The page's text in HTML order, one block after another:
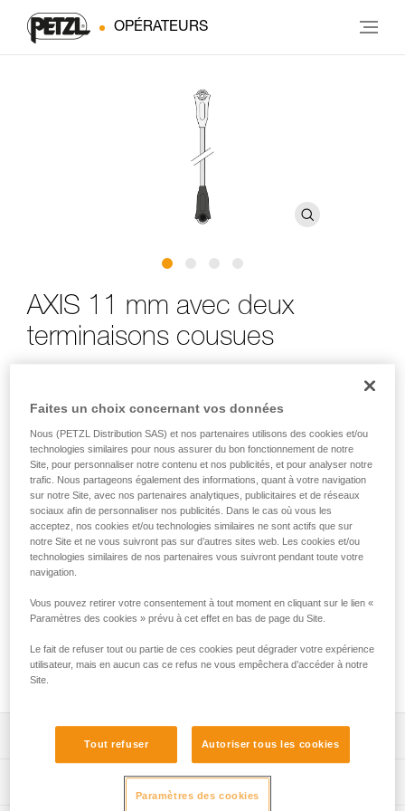
OPÉRATEURS
AXIS 11 mm avec deux
terminaisons cousues
pour une utilisation avec un antichute mobile ASAP ou
La corde semi-statique AXIS 11 mm avec deux terminaisons
cousues est destinée à une utilisation avec un antichute
mobile ASAP ou ASAP LOCK et un absorbeur d'énergie
ASAP'SORBER ou ASAP'SORBER AXESS. Elle dispose de
deux terminaisons cousues avec gaine de protection, dont
une permettant de maintenir correctement le connecteur en
position, ce qui permet de répondre aux exigences de la
chutes. Le diamètre standard assure une bonne préhension
pour faciliter les manipulations. La technologie EverFlex lui
constantes dans le temps. Corde disponible en six
longueurs.
La corde intègre deux terminaisons cousues qui
permettent de répondre aux exigences des normes EN
Spécifications techniques
Faites un choix concernant vos données
Nous (PETZL Distribution SAS) et nos partenaires utilisons des cookies et/ou
technologies similaires pour nous assurer du bon fonctionnement de notre
Site, pour personnaliser notre contenu et nos publicités, et pour analyser notre
trafic. Nous partageons également des informations, quant à votre navigation
sur notre Site, avec nos partenaires analytiques, publicitaires et de réseaux
sociaux afin de personnaliser nos publicités. Dans le cas où vous les
acceptez, nos cookies et/ou technologies similaires ne sont actifs que sur
notre Site et ne vous suivront pas sur d’autres sites web. Les cookies et/ou
technologies similaires de nos partenaires vous suivront pendant toute votre
navigation.
Vous pouvez retirer votre consentement à tout moment en cliquant sur le lien «
Paramètres des cookies » prévu à cet effet en bas de page du Site.
Le fait de refuser tout ou partie de ces cookies peut dégrader votre expérience
utilisateur, mais en aucun cas ce refus ne vous empêchera d’accéder à notre
Site.
Tout refuser Autoriser tous les cookies
Paramètres des cookies